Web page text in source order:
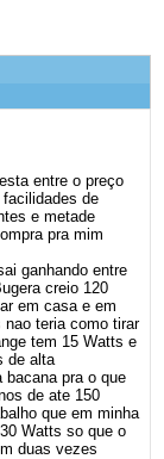
entre o preço
de
e metade
pra mim
ganhando entre
creio 120
em casa e em
nao teria como tirar
tem 15 Watts e
de alta
bacana pra o que
de ate 150
que em minha
Watts so que o
duas vezes